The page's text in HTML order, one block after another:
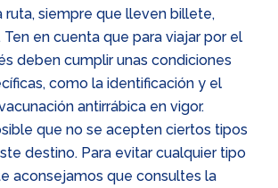
ruta, siempre que lleven billete,
en cuenta que para viajar por el
deben cumplir unas condiciones
como la identificación y el
antirrábica en vigor.
que no se acepten ciertos tipos
destino. Para evitar cualquier tipo
aconsejamos que consultes la